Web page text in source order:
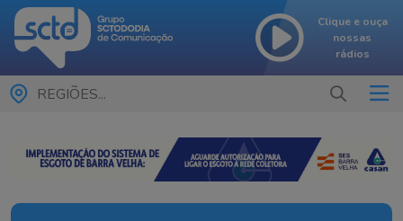
Clique e ouça
nossas
rádios
REGIÕES...